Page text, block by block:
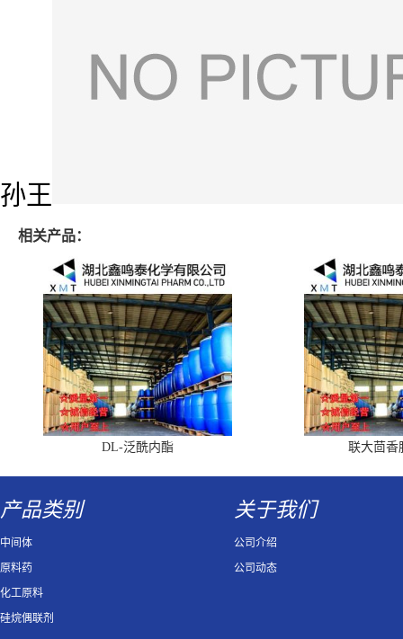
孙王
相关产品：
DL-泛酰内酯 联大茴香
产品类别
中间体
原料药
化工原料
硅烷偶联剂
关于我们
公司介绍
公司动态